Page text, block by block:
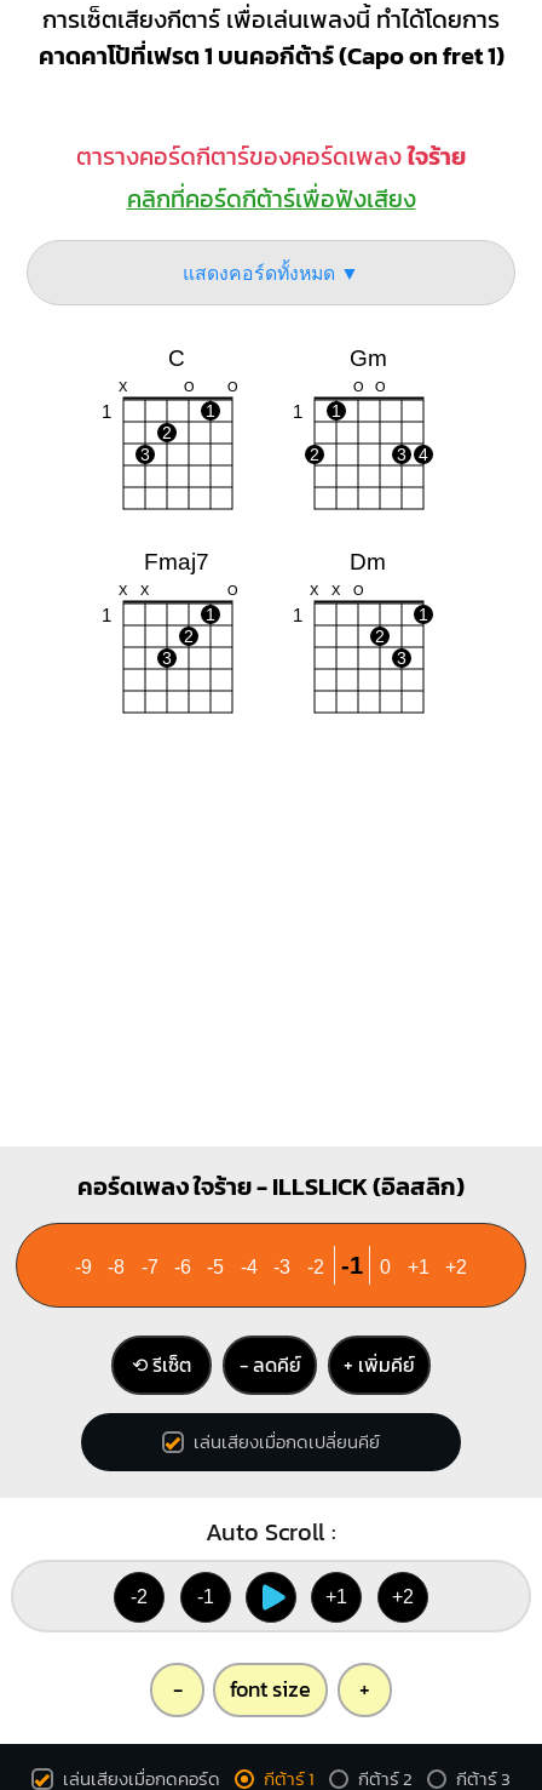
การเซ็ตเสียงกีตาร์ เพื่อเล่นเพลงนี้ ทำได้โดยการ
คาดคาโป้ที่เฟรต 1 บนคอกีต้าร์ (Capo on fret 1)
ตารางคอร์ดกีตาร์ของคอร์ดเพลงใจร้าย
คลิกที่คอร์ดกีต้าร์เพื่อฟังเสียง
แสดงคอร์ดทั้งหมด ▼
C
X O O
1
1
2
3
Gm
O O
1 1
2 3 4
Fmaj7
X X O
1
1
2
3
Dm
X X O
1
1
2
3
G#m
4 1 1 1 1
3
O O O
1
1
2
3
คอร์ดเพลง ใจร้าย - ILLSLICK (อิลสลิก)
-9 -8 -7 -6 -5 -4 -3 -2 -1 0 +1 +2
⟲ รีเซ็ต − ลดคีย์ + เพิ่มคีย์
เล่นเสียงเมื่อกดเปลี่ยนคีย์
Auto Scroll :
-2 -1 +1 +2
- font size +
เล่นเสียงเมื่อกดคอร์ด กีต้าร์ 1 กีต้าร์ 2 กีต้าร์ 3